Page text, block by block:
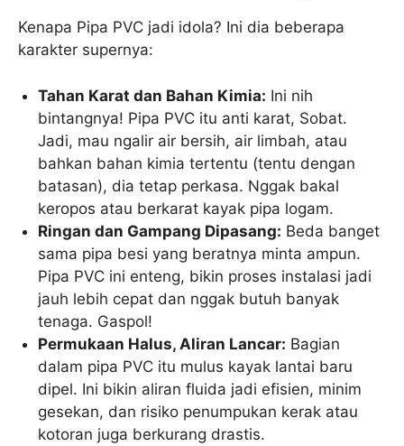
Kenapa Pipa PVC jadi idola? Ini dia beberapa
karakter supernya:
Tahan Karat dan Bahan Kimia: Ini nih
bintangnya! Pipa PVC itu anti karat, Sobat.
Jadi, mau ngalir air bersih, air limbah, atau
bahkan bahan kimia tertentu (tentu dengan
batasan), dia tetap perkasa. Nggak bakal
keropos atau berkarat kayak pipa logam.
Ringan dan Gampang Dipasang: Beda banget
sama pipa besi yang beratnya minta ampun.
Pipa PVC ini enteng, bikin proses instalasi jadi
jauh lebih cepat dan nggak butuh banyak
tenaga. Gaspol!
Permukaan Halus, Aliran Lancar: Bagian
dalam pipa PVC itu mulus kayak lantai baru
dipel. Ini bikin aliran fluida jadi efisien, minim
gesekan, dan risiko penumpukan kerak atau
kotoran juga berkurang drastis.